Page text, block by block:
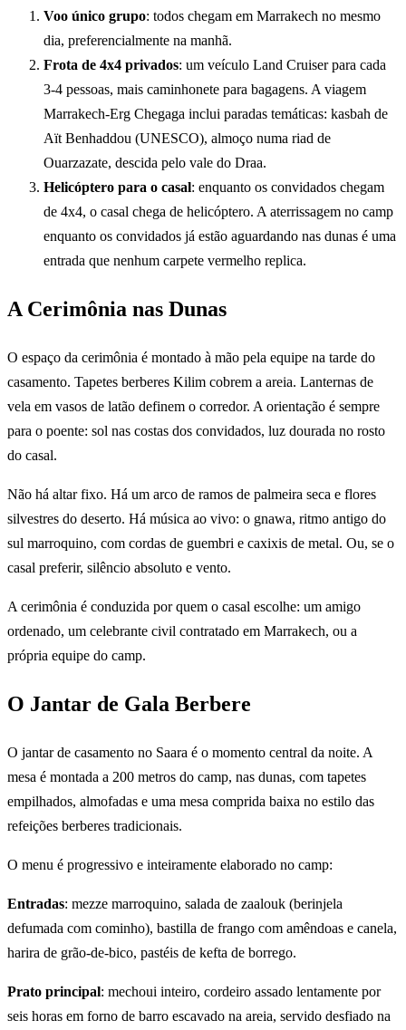
Voo único grupo: todos chegam em Marrakech no mesmo
dia, preferencialmente na manhã.
Frota de 4x4 privados: um veículo Land Cruiser para cada
3-4 pessoas, mais caminhonete para bagagens. A viagem
Marrakech-Erg Chegaga inclui paradas temáticas: kasbah de
Aït Benhaddou (UNESCO), almoço numa riad de
Ouarzazate, descida pelo vale do Draa.
Helicóptero para o casal: enquanto os convidados chegam
de 4x4, o casal chega de helicóptero. A aterrissagem no camp
enquanto os convidados já estão aguardando nas dunas é uma
entrada que nenhum carpete vermelho replica.
A Cerimônia nas Dunas
O espaço da cerimônia é montado à mão pela equipe na tarde do
casamento. Tapetes berberes Kilim cobrem a areia. Lanternas de
vela em vasos de latão definem o corredor. A orientação é sempre
para o poente: sol nas costas dos convidados, luz dourada no rosto
do casal.
Não há altar fixo. Há um arco de ramos de palmeira seca e flores
silvestres do deserto. Há música ao vivo: o gnawa, ritmo antigo do
sul marroquino, com cordas de guembri e caxixis de metal. Ou, se o
casal preferir, silêncio absoluto e vento.
A cerimônia é conduzida por quem o casal escolhe: um amigo
ordenado, um celebrante civil contratado em Marrakech, ou a
própria equipe do camp.
O Jantar de Gala Berbere
O jantar de casamento no Saara é o momento central da noite. A
mesa é montada a 200 metros do camp, nas dunas, com tapetes
empilhados, almofadas e uma mesa comprida baixa no estilo das
refeições berberes tradicionais.
O menu é progressivo e inteiramente elaborado no camp:
Entradas: mezze marroquino, salada de zaalouk (berinjela
defumada com cominho), bastilla de frango com amêndoas e canela,
harira de grão-de-bico, pastéis de kefta de borrego.
Prato principal: mechoui inteiro, cordeiro assado lentamente por
seis horas em forno de barro escavado na areia, servido desfiado na